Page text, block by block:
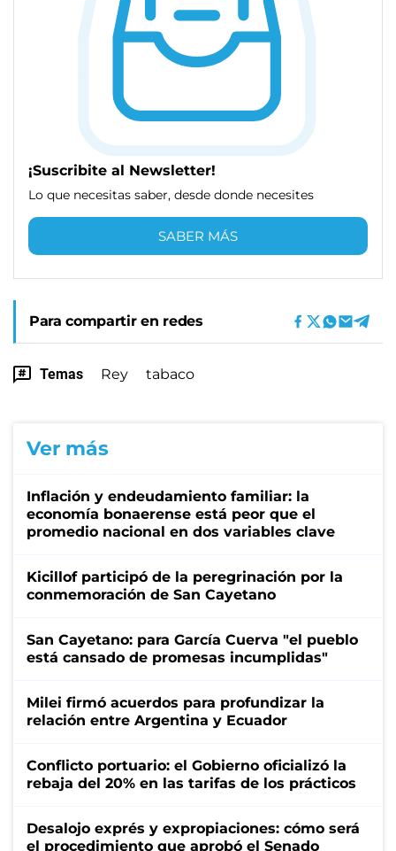
¡Suscribite al Newsletter!
Lo que necesitas saber, desde donde necesites
SABER MÁS
Para compartir en redes
Temas Rey tabaco
Ver más
Inflación y endeudamiento familiar: la
economía bonaerense está peor que el
promedio nacional en dos variables clave
Kicillof participó de la peregrinación por la
conmemoración de San Cayetano
San Cayetano: para García Cuerva "el pueblo
está cansado de promesas incumplidas"
Milei firmó acuerdos para profundizar la
relación entre Argentina y Ecuador
Conflicto portuario: el Gobierno oficializó la
rebaja del 20% en las tarifas de los prácticos
Desalojo exprés y expropiaciones: cómo será
el procedimiento que aprobó el Senado